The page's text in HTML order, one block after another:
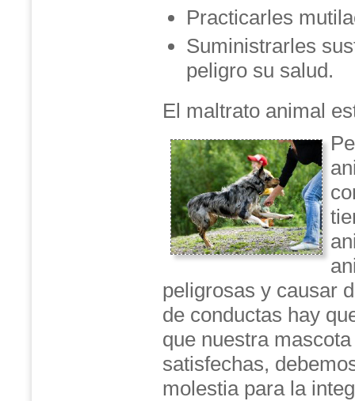
Practicarles
Suministrarles
peligro su salud.
El maltrato animal
peligrosas y causar
de conductas hay
que nuestra
satisfechas,
molestia para la